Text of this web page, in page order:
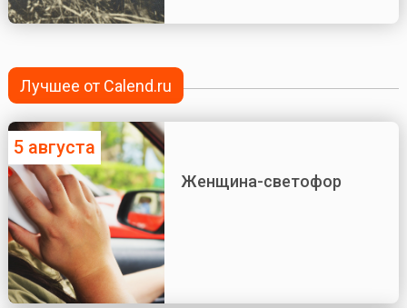
Лучшее от Calend.ru
5 августа
Женщина-светофор